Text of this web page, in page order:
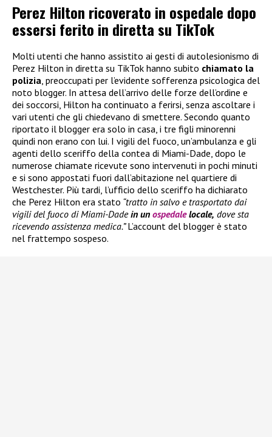
Perez Hilton ricoverato in ospedale dopo
essersi ferito in diretta su TikTok
Molti utenti che hanno assistito ai gesti di autolesionismo di
Perez Hilton in diretta su TikTok hanno subito chiamato la
polizia , preoccupati per l’evidente sofferenza psicologica del
noto blogger. In attesa dell’arrivo delle forze dell’ordine e
dei soccorsi, Hilton ha continuato a ferirsi, senza ascoltare i
vari utenti che gli chiedevano di smettere. Secondo quanto
riportato il blogger era solo in casa, i tre figli minorenni
quindi non erano con lui. I vigili del fuoco, un’ambulanza e gli
agenti dello sceriffo della contea di Miami-Dade, dopo le
numerose chiamate ricevute sono intervenuti in pochi minuti
e si sono appostati fuori dall’abitazione nel quartiere di
Westchester. Più tardi, l’ufficio dello sceriffo ha dichiarato
che Perez Hilton era stato “tratto in salvo e trasportato dai
vigili del fuoco di Miami-Dadein un ospedalelocale, dove sta
ricevendo assistenza medica.”L’account del blogger è stato
nel frattempo sospeso.